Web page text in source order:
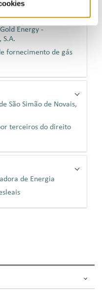
Distribuidora de
Energy -
S.A.
fornecimento de gás
São Simão de Novais,
terceiros do direito
de Energia